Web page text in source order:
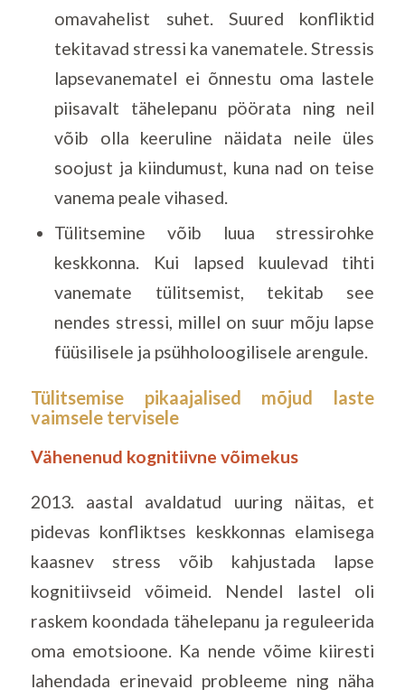
omavahelist suhet. Suured konfliktid
tekitavad stressi ka vanematele. Stressis
lapsevanematel ei õnnestu oma lastele
piisavalt tähelepanu pöörata ning neil
võib olla keeruline näidata neile üles
soojust ja kiindumust, kuna nad on teise
vanema peale vihased.
Tülitsemine võib luua stressirohke
keskkonna. Kui lapsed kuulevad tihti
vanemate tülitsemist, tekitab see
nendes stressi, millel on suur mõju lapse
füüsilisele ja psühholoogilisele arengule.
Tülitsemise pikaajalised mõjud laste
vaimsele tervisele
Vähenenud kognitiivne võimekus
2013. aastal avaldatud uuring näitas, et
pidevas konfliktses keskkonnas elamisega
kaasnev stress võib kahjustada lapse
kognitiivseid võimeid. Nendel lastel oli
raskem koondada tähelepanu ja reguleerida
oma emotsioone. Ka nende võime kiiresti
lahendada erinevaid probleeme ning näha